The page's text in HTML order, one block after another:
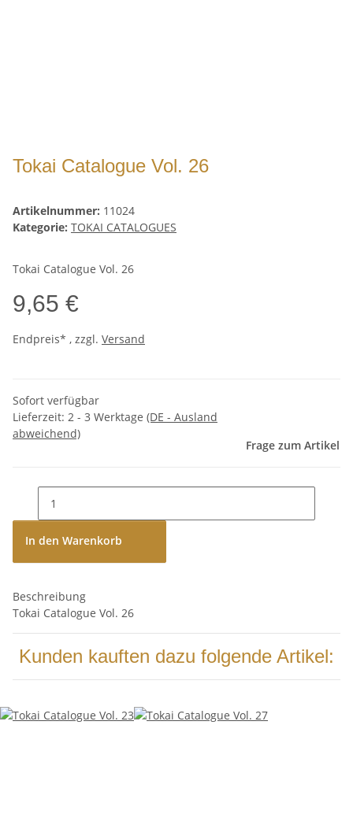
Tokai Catalogue Vol. 26
Artikelnummer: 11024
Kategorie: TOKAI CATALOGUES
Tokai Catalogue Vol. 26
9,65 €
Endpreis* , zzgl. Versand
Sofort verfügbar
Lieferzeit: 2 - 3 Werktage (DE - Ausland
abweichend)
Frage zum Artikel
In den Warenkorb
Beschreibung
Tokai Catalogue Vol. 26
Kunden kauften dazu folgende Artikel: